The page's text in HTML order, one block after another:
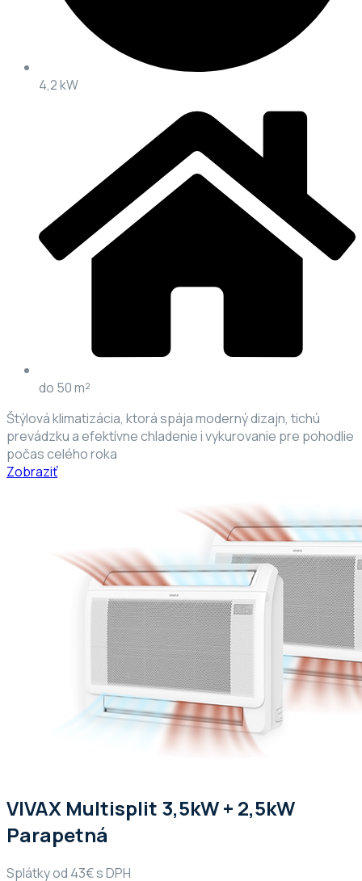
4,2 kW
do 50 m²
Štýlová klimatizácia, ktorá spája moderný dizajn, tichú
prevádzku a efektívne chladenie i vykurovanie pre pohodlie
počas celého roka
Zobraziť
VIVAX Multisplit 3,5kW + 2,5kW
Parapetná
Splátky od 43€ s DPH